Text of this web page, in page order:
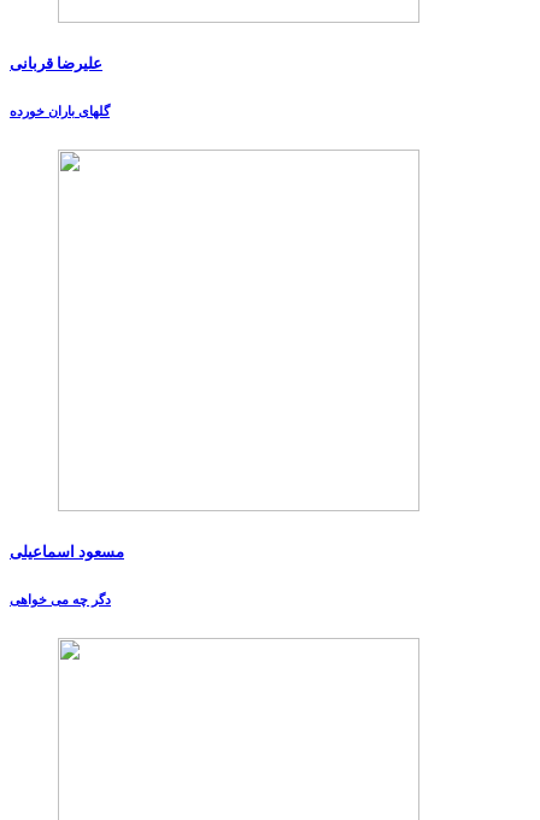
علیرضا قربانی
گلهای باران خورده
مسعود اسماعیلی
دگر چه می خواهی